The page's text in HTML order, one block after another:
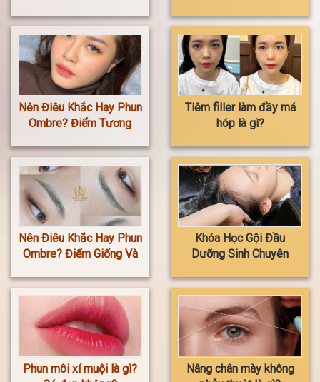
ham rẻ không?
Nên Điêu Khắc Hay Phun
Ombre? Điểm Tương
Tiêm filler làm đầy má
hóp là gì?
Nên Điêu Khắc Hay Phun
Ombre? Điểm Giống Và
Khóa Học Gội Đầu
Dưỡng Sinh Chuyên
Phun môi xí muội là gì?
Nâng chân mày không